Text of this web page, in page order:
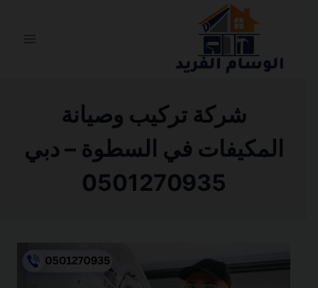
شركة تركيب وصيانة
المكيفات في السطوة – دبي
0501270935